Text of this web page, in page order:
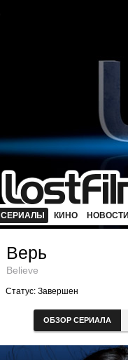
СЕРИАЛЫ КИНО НОВОСТИ
Верь
Believe
Статус: Завершен
ОБЗОР СЕРИАЛА